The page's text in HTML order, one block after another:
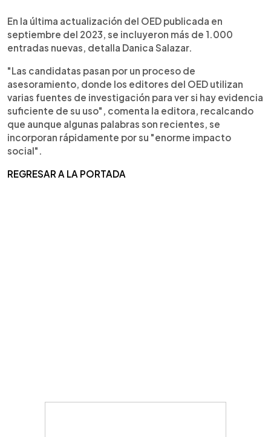
En la última actualización del OED publicada en
septiembre del 2023, se incluyeron más de 1.000
entradas nuevas, detalla Danica Salazar.
"Las candidatas pasan por un proceso de
asesoramiento, donde los editores del OED utilizan
varias fuentes de investigación para ver si hay evidencia
suficiente de su uso", comenta la editora, recalcando
que aunque algunas palabras son recientes, se
incorporan rápidamente por su "enorme impacto
social".
REGRESAR A LA PORTADA